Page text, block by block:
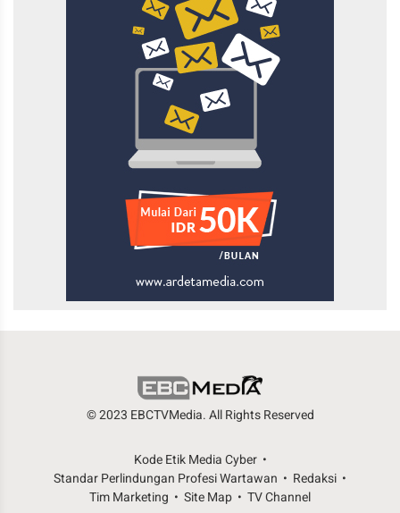
© 2023 EBCTVMedia. All Rights Reserved
Kode Etik Media Cyber
Standar Perlindungan Profesi Wartawan
Redaksi
Tim Marketing
Site Map TV Channel